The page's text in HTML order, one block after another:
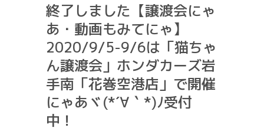
終了しました【譲渡会にゃ
あ・動画もみてにゃ】
2020/9/5-9/6は「猫ちゃ
ん譲渡会」ホンダカーズ岩
手南「花巻空港店」で開催
にゃあヾ(*´∀｀*)ﾉ受付
中！